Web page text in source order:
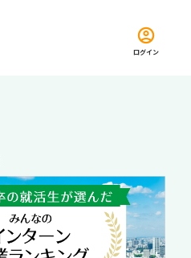
ログイン